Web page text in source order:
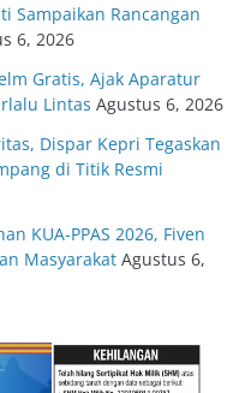
Sampaikan Rancangan
6, 2026
Gratis, Ajak Aparatur
Lintas Agustus 6, 2026
Dispar Kepri Tegaskan
di Titik Resmi
KUA-PPAS 2026, Fiven
Masyarakat Agustus 6,